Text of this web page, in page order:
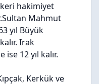
hakimiyet
Mahmut
yıl Büyük
Irak
12 yıl kalır.
Kerkük ve